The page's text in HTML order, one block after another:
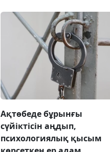
Ақтөбеде бұрынғы
сүйіктісін аңдып,
психологиялық қысым